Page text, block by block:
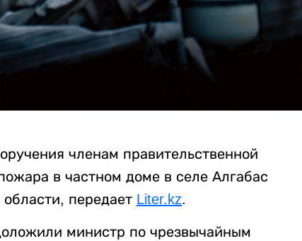
членам правительственной
в частном доме в селе Алгабас
передает Liter.kz.
министр по чрезвычайным